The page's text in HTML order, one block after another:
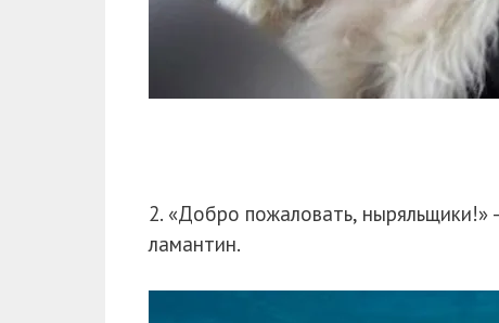
2. «Добро пожаловать, ныряльщики!»
ламантин.